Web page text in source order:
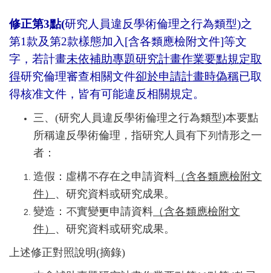
修正第3點(研究人員違反學術倫理之行為類型)之
第1款及第2款樣態加入[含各類應檢附文件]等文
字，若計畫未依補助專題研究計畫作業要點規定取
得研究倫理審查相關文件卻於申請計畫時偽稱已取
得核准文件，皆有可能違反相關規定。
三、(研究人員違反學術倫理之行為類型)本要點
所稱違反學術倫理，指研究人員有下列情形之一
者：
造假：虛構不存在之申請資料 （含各類應檢附文
件） 、研究資料或研究成果。
變造：不實變更申請資料 （含各類應檢附文
件） 、研究資料或研究成果。
上述修正對照說明(摘錄)